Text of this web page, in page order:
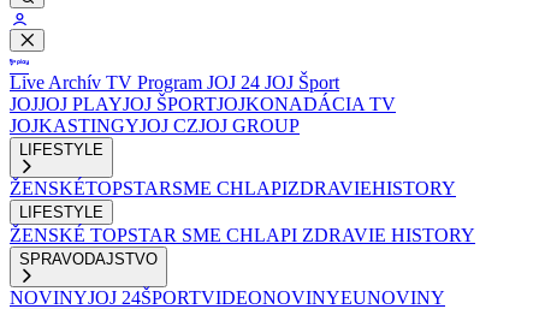
Live Archív TV Program JOJ 24 JOJ Šport
JOJJOJ PLAYJOJ ŠPORTJOJKONADÁCIA TV
JOJKASTINGYJOJ CZJOJ GROUP
LIFESTYLE
ŽENSKÉTOPSTARSME CHLAPIZDRAVIEHISTORY
LIFESTYLE
ŽENSKÉ TOPSTAR SME CHLAPI ZDRAVIE HISTORY
SPRAVODAJSTVO
NOVINYJOJ 24ŠPORTVIDEONOVINYEUNOVINY